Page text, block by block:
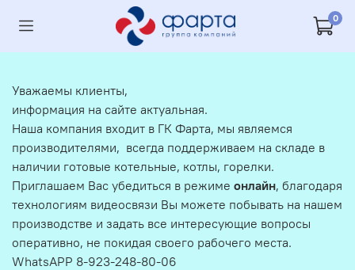
0
Уважаемы клиенты,
информация на сайте актуальная.
Наша компания входит в ГК Фарта, мы являемся
производителями, всегда поддерживаем на складе в
наличии готовые котельные, котлы, горелки.
Приглашаем Вас убедиться в режиме онлайн, благодаря
технологиям видеосвязи Вы можете побывать на нашем
производстве и задать все интересующие вопросы
оперативно, не покидая своего рабочего места.
WhatsAPP 8-923-248-80-06